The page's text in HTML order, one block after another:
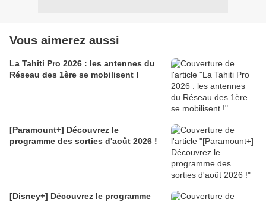
Vous aimerez aussi
La Tahiti Pro 2026 : les antennes du
Réseau des 1ère se mobilisent !
[Paramount+] Découvrez le
programme des sorties d'août 2026 !
[Disney+] Découvrez le programme